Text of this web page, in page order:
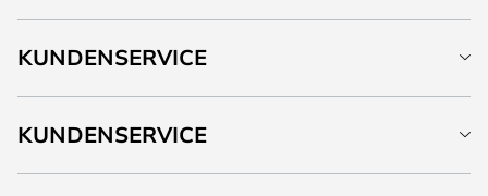
KUNDENSERVICE
KUNDENSERVICE